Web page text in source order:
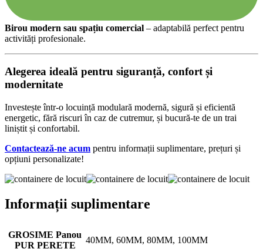
Birou modern sau spațiu comercial – adaptabilă perfect pentru
activități profesionale.
Alegerea ideală pentru siguranță, confort și
modernitate
Investește într-o locuință modulară modernă, sigură și eficientă
energetic, fără riscuri în caz de cutremur, și bucură-te de un trai
liniștit și confortabil.
Contactează-ne acum pentru informații suplimentare, prețuri și
opțiuni personalizate!
Informații suplimentare
GROSIME Panou
PUR PERETE
40MM, 60MM, 80MM, 100MM